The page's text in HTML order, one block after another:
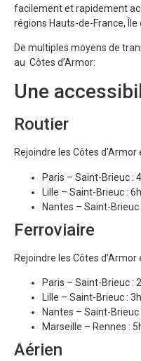
facilement et rapidement
régions Hauts-de-France, Île
De multiples moyens de
au Côtes d’Armor:
Une
Routier
Rejoindre les Côtes d’Armor
Paris – Saint-Brieuc :
Lille – Saint-Brieuc :
Nantes – Saint-Brieuc
Ferroviaire
Rejoindre les Côtes d’Armor
Paris – Saint-Brieuc :
Lille – Saint-Brieuc :
Nantes – Saint-Brieuc
Marseille – Rennes :
Aérien